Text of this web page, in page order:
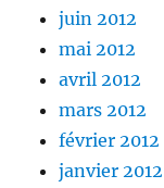
juin 2012
mai 2012
avril 2012
mars 2012
février 2012
janvier 2012